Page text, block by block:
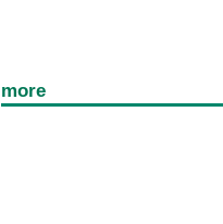
more